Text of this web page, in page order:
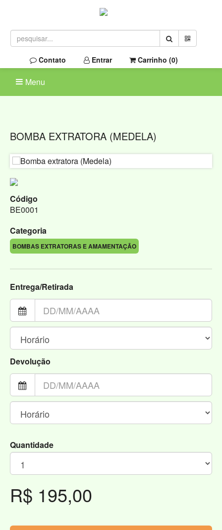
Contato Entrar Carrinho (0)
Menu
BOMBA EXTRATORA (MEDELA)
Código
BE0001
Categoria
BOMBAS EXTRATORAS E AMAMENTAÇÃO
Entrega/Retirada
Devolução
Quantidade
R$ 195,00